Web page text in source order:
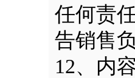
任何责
告销售
12、内